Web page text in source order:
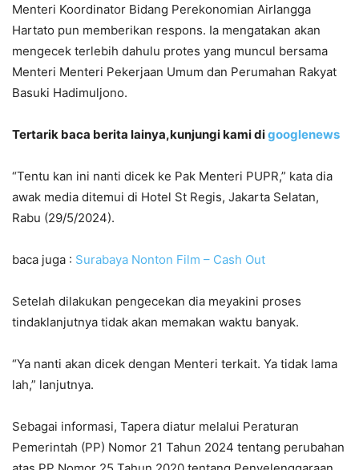
Menteri Koordinator Bidang Perekonomian Airlangga
Hartato pun memberikan respons. Ia mengatakan akan
mengecek terlebih dahulu protes yang muncul bersama
Menteri Menteri Pekerjaan Umum dan Perumahan Rakyat
Basuki Hadimuljono.
Tertarik baca berita lainya,kunjungi kami digooglenews
“Tentu kan ini nanti dicek ke Pak Menteri PUPR,” kata dia
awak media ditemui di Hotel St Regis, Jakarta Selatan,
Rabu (29/5/2024).
baca juga : Surabaya Nonton Film – Cash Out
Setelah dilakukan pengecekan dia meyakini proses
tindaklanjutnya tidak akan memakan waktu banyak.
“Ya nanti akan dicek dengan Menteri terkait. Ya tidak lama
lah,” lanjutnya.
Sebagai informasi, Tapera diatur melalui Peraturan
Pemerintah (PP) Nomor 21 Tahun 2024 tentang perubahan